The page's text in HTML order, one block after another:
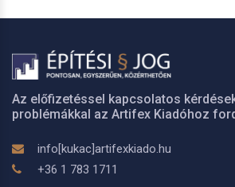
Az előfizetéssel kapcsolatos
problémákkal az Artifex Kiadóhoz
info[kukac]artifexkiado.hu
+36 1 783 1711